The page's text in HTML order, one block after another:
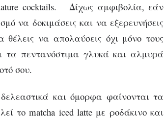
cocktails. Δίχως αμφιβολία, εάν
να δοκιμάσεις και να εξερευνήσεις
θέλεις να απολαύσεις όχι μόνο τους
τα πεντανόστιμα γλυκά και αλμυρά
σου.
και όμορφα φαίνονται τα
το matcha iced latte με ροδάκινο και